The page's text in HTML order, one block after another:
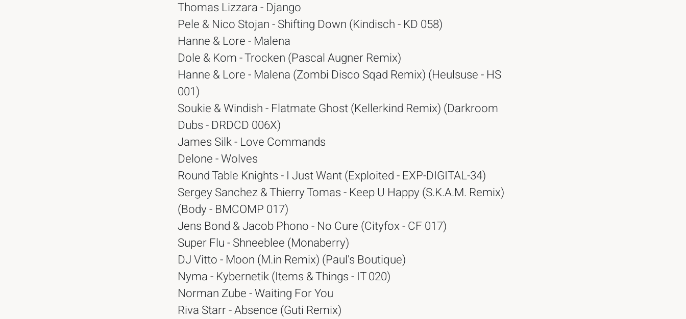
Thomas Lizzara - Django
Pele & Nico Stojan - Shifting Down (Kindisch - KD 058)
Hanne & Lore - Malena
Dole & Kom - Trocken (Pascal Augner Remix)
Hanne & Lore - Malena (Zombi Disco Sqad Remix) (Heulsuse - HS
001)
Soukie & Windish - Flatmate Ghost (Kellerkind Remix) (Darkroom
Dubs - DRDCD 006X)
James Silk - Love Commands
Delone - Wolves
Round Table Knights - I Just Want (Exploited - EXP-DIGITAL-34)
Sergey Sanchez & Thierry Tomas - Keep U Happy (S.K.A.M. Remix)
(Body - BMCOMP 017)
Jens Bond & Jacob Phono - No Cure (Cityfox - CF 017)
Super Flu - Shneeblee (Monaberry)
DJ Vitto - Moon (M.in Remix) (Paul's Boutique)
Nyma - Kybernetik (Items & Things - IT 020)
Norman Zube - Waiting For You
Riva Starr - Absence (Guti Remix)